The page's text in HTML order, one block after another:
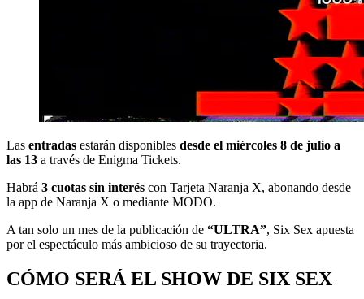
Las entradas estarán disponibles desde el miércoles 8 de julio a
las 13 a través de Enigma Tickets.
Habrá 3 cuotas sin interés con Tarjeta Naranja X, abonando desde
la app de Naranja X o mediante MODO.
A tan solo un mes de la publicación de “ULTRA”, Six Sex apuesta
por el espectáculo más ambicioso de su trayectoria.
CÓMO SERÁ EL SHOW DE SIX SEX